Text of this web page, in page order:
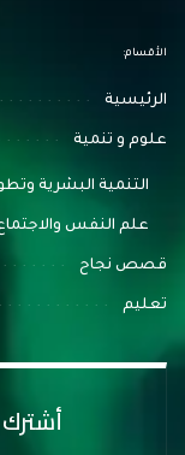
الأقسام:
الرئيسية
علوم و تنمية
التنمية البشرية
علم النفس
قصص نجاح
تعليم
أشترك